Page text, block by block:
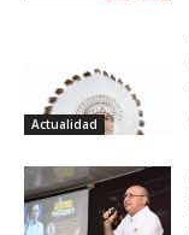
Actualidad